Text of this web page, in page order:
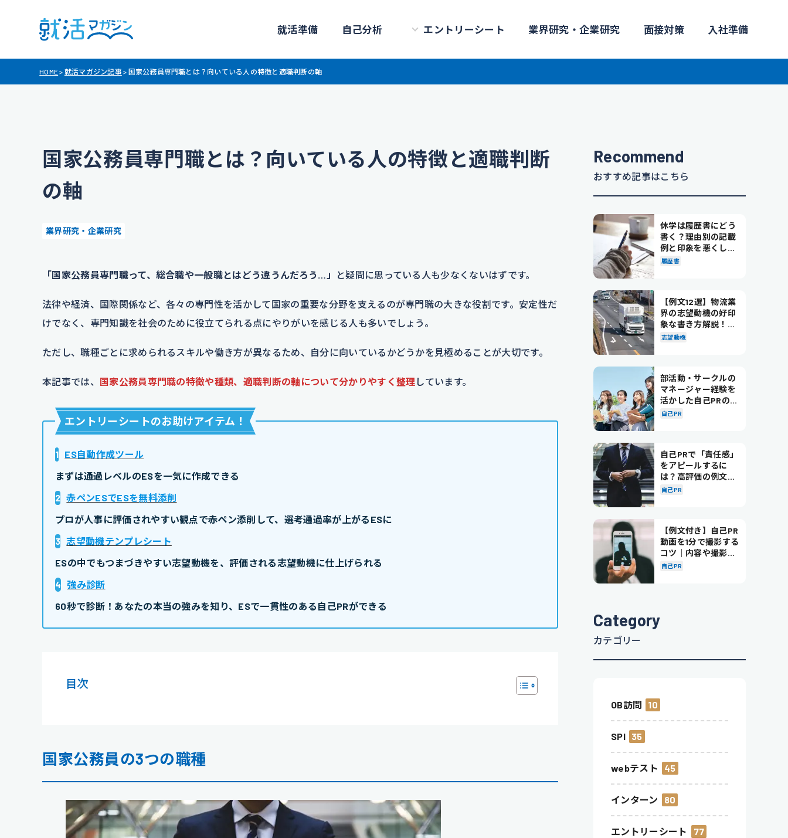
就活準備 自己分析 エントリーシート 業界研究・企業研究 面接対策 入社準備
HOME> 就活マガジン記事 > 国家公務員専門職とは？向いている人の特徴と適職判断の軸
国家公務員専門職とは？向いている人の特徴と適職判断
の軸
業界研究・企業研究
「国家公務員専門職って、総合職や一般職とはどう違うんだろう…」 と疑問に思っている人も少なくないはずです。
法律や経済、国際関係など、各々の専門性を活かして国家の重要な分野を支えるのが専門職の大きな役割です。安定性だ
けでなく、専門知識を社会のために役立てられる点にやりがいを感じる人も多いでしょう。
ただし、職種ごとに求められるスキルや働き方が異なるため、自分に向いているかどうかを見極めることが大切です。
本記事では、 国家公務員専門職の特徴や種類、適職判断の軸について分かりやすく整理 しています。
エントリーシートのお助けアイテム ！
1 ES自動作成ツール
まずは通過レベルのESを一気に作成できる
2 赤ペンESでESを無料添削
プロが人事に評価されやすい観点で赤ペン添削して、選考通過率が上がるESに
3 志望動機テンプレシート
ESの中でもつまづきやすい志望動機を、評価される志望動機に仕上げられる
4 強み診断
60秒で診断！あなたの本当の強みを知り、ESで一貫性のある自己PRができる
目次
国家公務員の3つの職種
Recommend
おすすめ記事はこちら
休学は履歴書にどう
書く？理由別の記載
例と印象を悪くしな
い書き方を解説
履歴書
【例文12選】物流業
界の志望動機の好印
象な書き方解説！パ
ターン別の例文も紹
志望動機
部活動・サークルの
マネージャー経験を
活かした自己PRの書
き方を徹底解説！
自己PR
自己PRで「責任感」
をアピールするに
は？高評価の例文も
紹介！
自己PR
【例文付き】自己PR
動画を1分で撮影する
コツ｜内容や撮影の
ポイントも解説
自己PR
Category
カテゴリー
OB訪問 10
SPI 35
webテスト 45
インターン 80
エントリーシート 77